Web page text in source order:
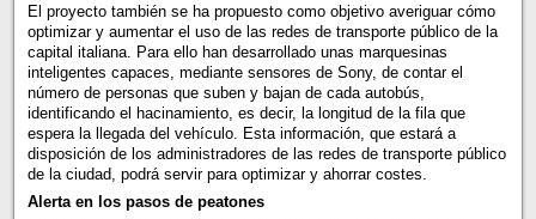
El proyecto también se ha propuesto como objetivo averiguar cómo
optimizar y aumentar el uso de las redes de transporte público de la
capital italiana. Para ello han desarrollado unas marquesinas
inteligentes capaces, mediante sensores de Sony, de contar el
número de personas que suben y bajan de cada autobús,
identificando el hacinamiento, es decir, la longitud de la fila que
espera la llegada del vehículo. Esta información, que estará a
disposición de los administradores de las redes de transporte público
de la ciudad, podrá servir para optimizar y ahorrar costes.
Alerta en los pasos de peatones